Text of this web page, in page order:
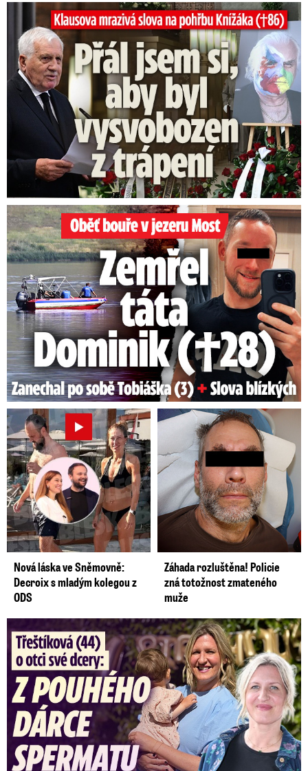
Klausova mrazivá slova na pohřbu Knížáka: Přál jsem si...
Oběť bouře v jezeru Most: Zemřel táta Dominik (†28)
Nová láska ve Sněmovně:
Decroix s mladým kolegou z
ODS
Záhada rozluštěna! Policie
zná totožnost zmateného
muže
Třeštíková (44) o otci dcery: Z dárce spermatu pravý táta